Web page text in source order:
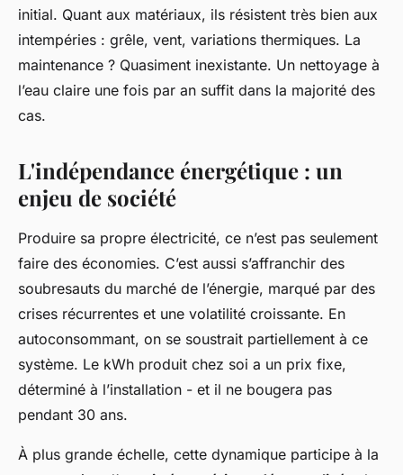
initial. Quant aux matériaux, ils résistent très bien aux
intempéries : grêle, vent, variations thermiques. La
maintenance ? Quasiment inexistante. Un nettoyage à
l’eau claire une fois par an suffit dans la majorité des
cas.
L'indépendance énergétique : un
enjeu de société
Produire sa propre électricité, ce n’est pas seulement
faire des économies. C’est aussi s’affranchir des
soubresauts du marché de l’énergie, marqué par des
crises récurrentes et une volatilité croissante. En
autoconsommant, on se soustrait partiellement à ce
système. Le kWh produit chez soi a un prix fixe,
déterminé à l’installation - et il ne bougera pas
pendant 30 ans.
À plus grande échelle, cette dynamique participe à la